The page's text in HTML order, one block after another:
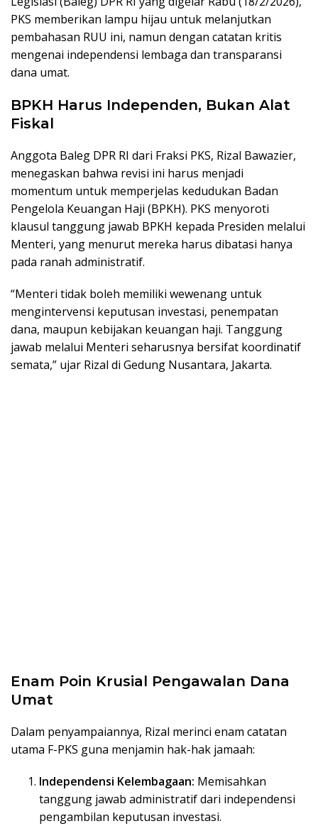
PKS memberikan lampu hijau untuk melanjutkan
pembahasan RUU ini, namun dengan catatan kritis
mengenai independensi lembaga dan transparansi
dana umat.
BPKH Harus Independen, Bukan Alat
Fiskal
Anggota Baleg DPR RI dari Fraksi PKS, Rizal Bawazier,
menegaskan bahwa revisi ini harus menjadi
momentum untuk memperjelas kedudukan Badan
Pengelola Keuangan Haji (BPKH). PKS menyoroti
klausul tanggung jawab BPKH kepada Presiden melalui
Menteri, yang menurut mereka harus dibatasi hanya
pada ranah administratif.
“Menteri tidak boleh memiliki wewenang untuk
mengintervensi keputusan investasi, penempatan
dana, maupun kebijakan keuangan haji. Tanggung
jawab melalui Menteri seharusnya bersifat koordinatif
semata,” ujar Rizal di Gedung Nusantara, Jakarta.
Enam Poin Krusial Pengawalan Dana
Umat
Dalam penyampaiannya, Rizal merinci enam catatan
utama F-PKS guna menjamin hak-hak jamaah:
Independensi Kelembagaan: Memisahkan
tanggung jawab administratif dari independensi
pengambilan keputusan investasi.